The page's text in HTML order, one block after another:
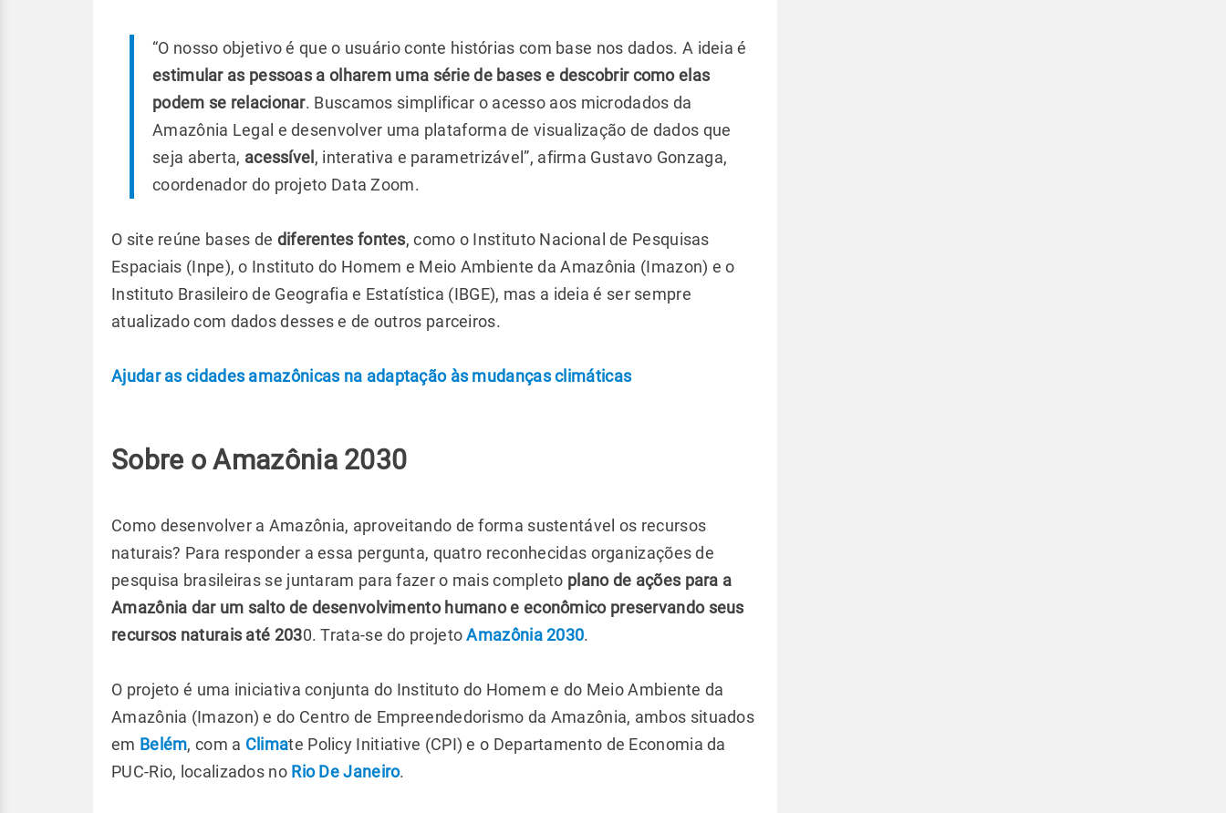
“O nosso objetivo é que o usuário conte histórias com base nos dados. A ideia é
estimular as pessoas a olharem uma série de bases e descobrir como elas
podem se relacionar. Buscamos simplificar o acesso aos microdados da
Amazônia Legal e desenvolver uma plataforma de visualização de dados que
seja aberta, acessível , interativa e parametrizável”, afirma Gustavo Gonzaga,
coordenador do projeto Data Zoom.
O site reúne bases de diferentes fontes, como o Instituto Nacional de Pesquisas
Espaciais (Inpe), o Instituto do Homem e Meio Ambiente da Amazônia (Imazon) e o
Instituto Brasileiro de Geografia e Estatística (IBGE), mas a ideia é ser sempre
atualizado com dados desses e de outros parceiros.
Ajudar as cidades amazônicas na adaptação às mudanças climáticas
Sobre o Amazônia 2030
Como desenvolver a Amazônia, aproveitando de forma sustentável os recursos
naturais? Para responder a essa pergunta, quatro reconhecidas organizações de
pesquisa brasileiras se juntaram para fazer o mais completo plano de ações para a
Amazônia dar um salto de desenvolvimento humano e econômico preservando seus
recursos naturais até 2030. Trata-se do projetoAmazônia 2030.
O projeto é uma iniciativa conjunta do Instituto do Homem e do Meio Ambiente da
Amazônia (Imazon) e do Centro de Empreendedorismo da Amazônia, ambos situados
em Belém, com a Climate Policy Initiative (CPI) e o Departamento de Economia da
PUC-Rio, localizados no Rio De Janeiro.